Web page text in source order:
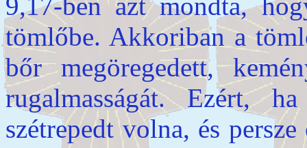
tömlőbe. Akkoriban a
bőr megöregedett,
rugalmasságát. Ezért,
szétrepedt volna, és